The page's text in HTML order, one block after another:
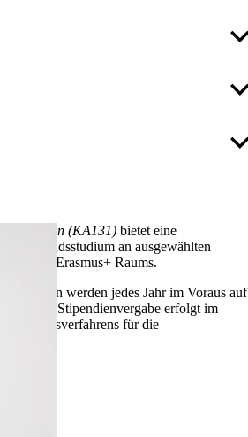
Dimension (KA131) bietet eine
Auslandsstudium an ausgewählten
des Erasmus+ Raums.
werden jedes Jahr im Voraus auf
Die Stipendienvergabe erfolgt im
für die